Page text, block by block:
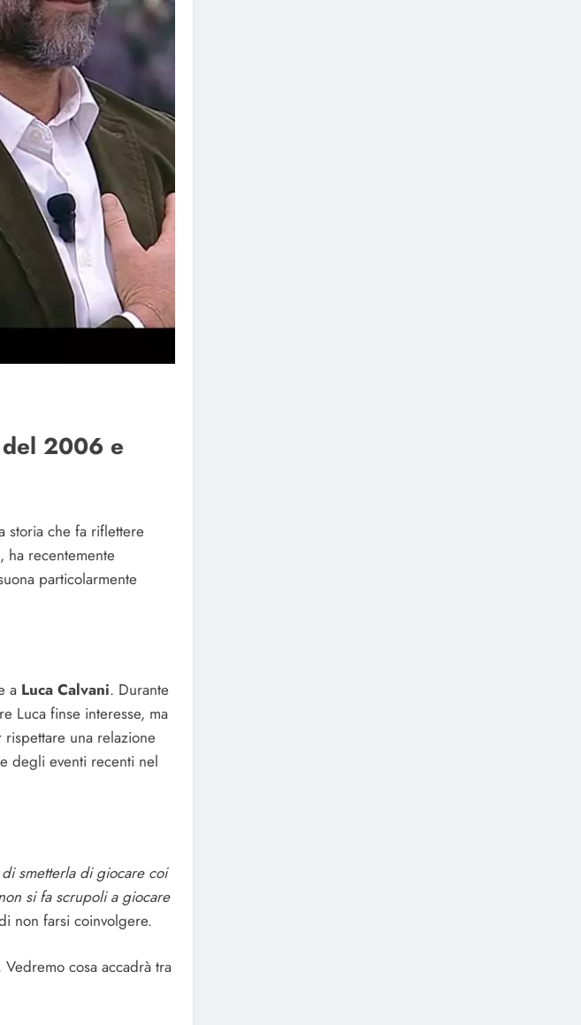
del 2006 e
storia che fa riflettere
ha recentemente
particolarmente
a Luca Calvani. Durante
Luca finse interesse, ma
una relazione
degli eventi recenti nel
smetterla di giocare coi
si fa scrupoli a giocare
non farsi coinvolgere.
Vedremo cosa accadrà tra